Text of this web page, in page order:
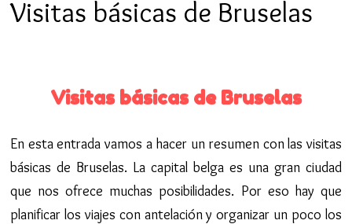
Visitas básicas de Bruselas
Visitas básicas de Bruselas
En esta entrada vamos a hacer un resumen con las visitas
básicas de Bruselas. La capital belga es una gran ciudad
que nos ofrece muchas posibilidades. Por eso hay que
planificar los viajes con antelación y organizar un poco los